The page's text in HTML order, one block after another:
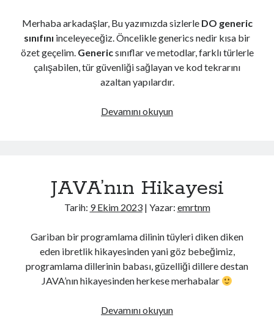
Merhaba arkadaşlar, Bu yazımızda sizlerle DO generic
sınıfını inceleyeceğiz. Öncelikle generics nedir kısa bir
özet geçelim. Genericsınıflar ve metodlar, farklı türlerle
çalışabilen, tür güvenliği sağlayan ve kod tekrarını
azaltan yapılardır.
Devamını okuyunJAVA
?
JAVA’nın Hikayesi
Tarih: 9 Ekim 2023| Yazar: emrtnm
Gariban bir programlama dilinin tüyleri diken diken
eden ibretlik hikayesinden yani göz bebeğimiz,
programlama dillerinin babası, güzelliği dillere destan
JAVA’nın hikayesinden herkese merhabalar
Devamını okuyunJAVA’nın